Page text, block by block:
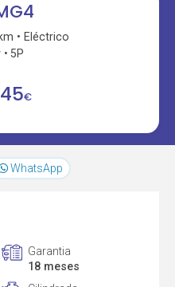
Eléctrico
5P
€
WhatsApp
Garantia
18 meses